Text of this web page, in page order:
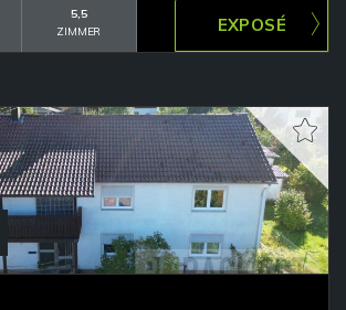
5,5
ZIMMER